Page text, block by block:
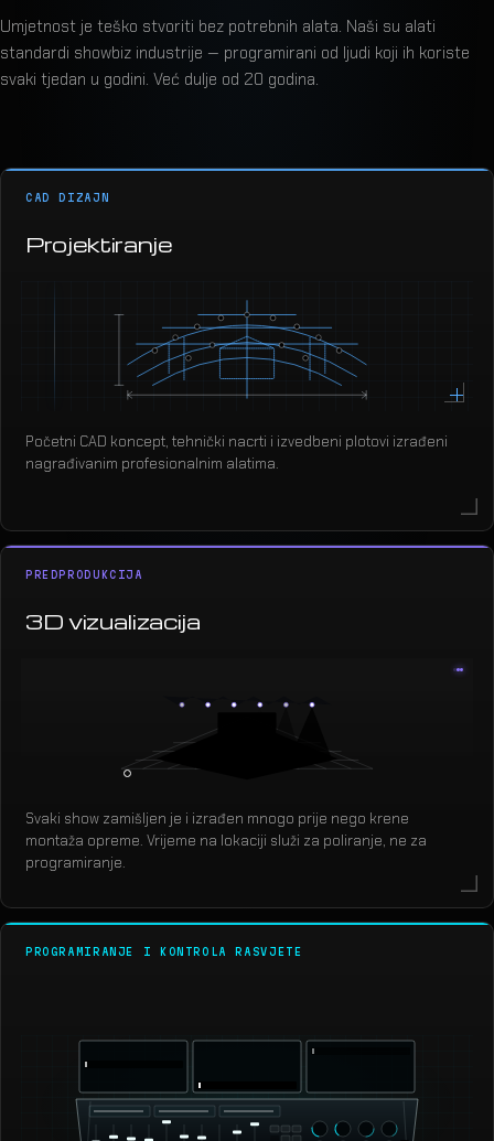
Umjetnost je teško stvoriti bez potrebnih alata. Naši su alati
standardi showbiz industrije — programirani od ljudi koji ih koriste
svaki tjedan u godini. Već dulje od 20 godina.
CAD DIZAJN
Projektiranje
Početni CAD koncept, tehnički nacrti i izvedbeni plotovi izrađeni
nagrađivanim profesionalnim alatima.
PREDPRODUKCIJA
3D vizualizacija
Svaki show zamišljen je i izrađen mnogo prije nego krene
montaža opreme. Vrijeme na lokaciji služi za poliranje, ne za
programiranje.
PROGRAMIRANJE I KONTROLA RASVJETE